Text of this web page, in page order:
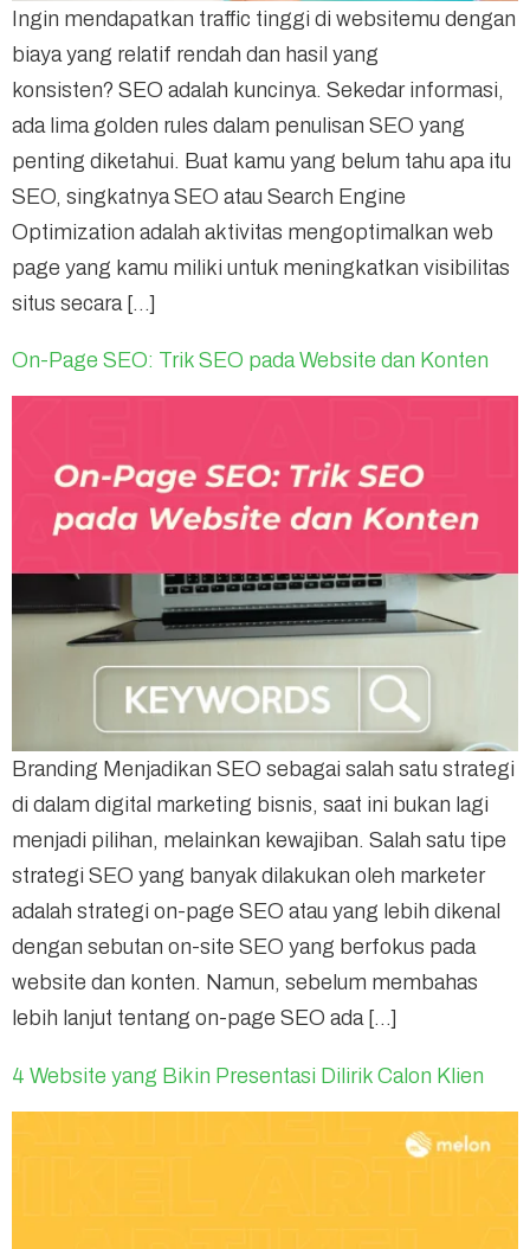
Ingin mendapatkan traffic tinggi di websitemu dengan
biaya yang relatif rendah dan hasil yang
konsisten? SEO adalah kuncinya. Sekedar informasi,
ada lima golden rules dalam penulisan SEO yang
penting diketahui. Buat kamu yang belum tahu apa itu
SEO, singkatnya SEO atau Search Engine
Optimization adalah aktivitas mengoptimalkan web
page yang kamu miliki untuk meningkatkan visibilitas
situs secara […]
On-Page SEO: Trik SEO pada Website dan Konten
Branding Menjadikan SEO sebagai salah satu strategi
di dalam digital marketing bisnis, saat ini bukan lagi
menjadi pilihan, melainkan kewajiban. Salah satu tipe
strategi SEO yang banyak dilakukan oleh marketer
adalah strategi on-page SEO atau yang lebih dikenal
dengan sebutan on-site SEO yang berfokus pada
website dan konten. Namun, sebelum membahas
lebih lanjut tentang on-page SEO ada […]
4 Website yang Bikin Presentasi Dilirik Calon Klien